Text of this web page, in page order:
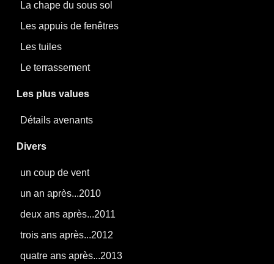
La chape du sous sol
Les appuis de fenêtres
Les tuiles
Le terrassement
Les plus values
Détails avenants
Divers
un coup de vent
un an après...2010
deux ans après...2011
trois ans après...2012
quatre ans après...2013